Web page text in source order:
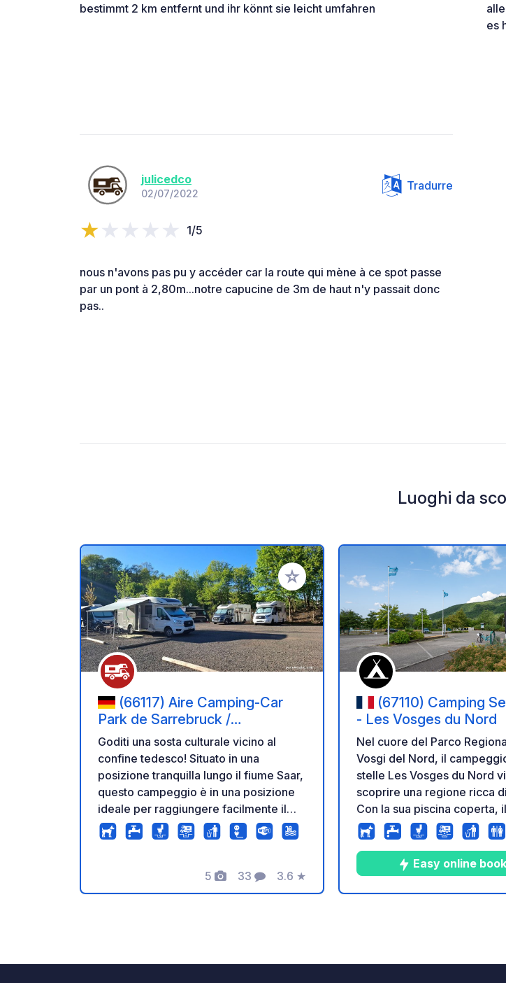
bestimmt 2 km entfernt und ihr könnt sie leicht umfahren
es
julicedco
02/07/2022
Tradurre
1/5
nous n'avons pas pu y accéder car la route qui mène à ce spot passe
par un pont à 2,80m...notre capucine de 3m de haut n'y passait donc
pas..
Luoghi da
Aggiungi ai tuoi preferiti
(66117) Aire Camping-Car
Park de Sarrebruck /
Saarbrücken (Allemagne) –
Étape Urbaine et Bords de
Sarre.
Goditi una sosta culturale vicino al
confine tedesco! Situato in una
posizione tranquilla lungo il fiume Saar,
questo campeggio è in una posizione
ideale per raggiungere facilmente il
centro di Saarbrücken, il suo castello, i
musei e le vie dello shopping, grazie
campeggio garantisce un soggiorno
internazionale semplice e sicuro:
5
Foto
33
Commenti
3.6
Valutazione
★
(67110) Camping
- Les Vosges du Nord
Nel cuore del Parco
Vosgi del Nord, il
stelle Les Vosges du Nord
scoprire una regione ricca
Con la sua piscina coperta,
hammam e la sua jacuzzi, il
Alsazia vi offrirà una
pace. Dotato dell'etichetta
Verte, godetevi un ritorno
concedetevi una vista
Easy online